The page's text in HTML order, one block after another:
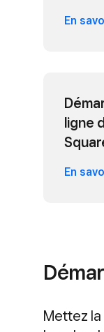
En
ligne
En
Mettez